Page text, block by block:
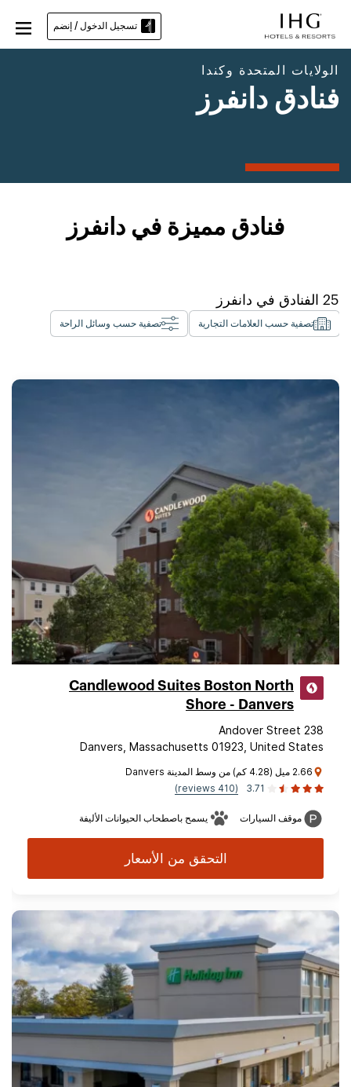
تسجيل الدخول / إنضم
الولايات المتحدة وكندا
فنادق دانفرز
فنادق مميزة في دانفرز
25 الفنادق في دانفرز
تصفية حسب العلامات التجارية تصفية حسب وسائل الراحة
Candlewood Suites Boston North
Shore - Danvers
238 Andover Street
Danvers, Massachusetts 01923, United States
2.66 ميل (4.28 كم) من وسط المدينة Danvers
3.71
(410 reviews)
موقف السيارات يسمح باصطحاب الحيوانات الأليفة
التحقق من الأسعار